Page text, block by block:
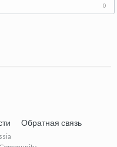
0
Обратная связь